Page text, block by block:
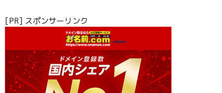
[PR] スポンサーリンク